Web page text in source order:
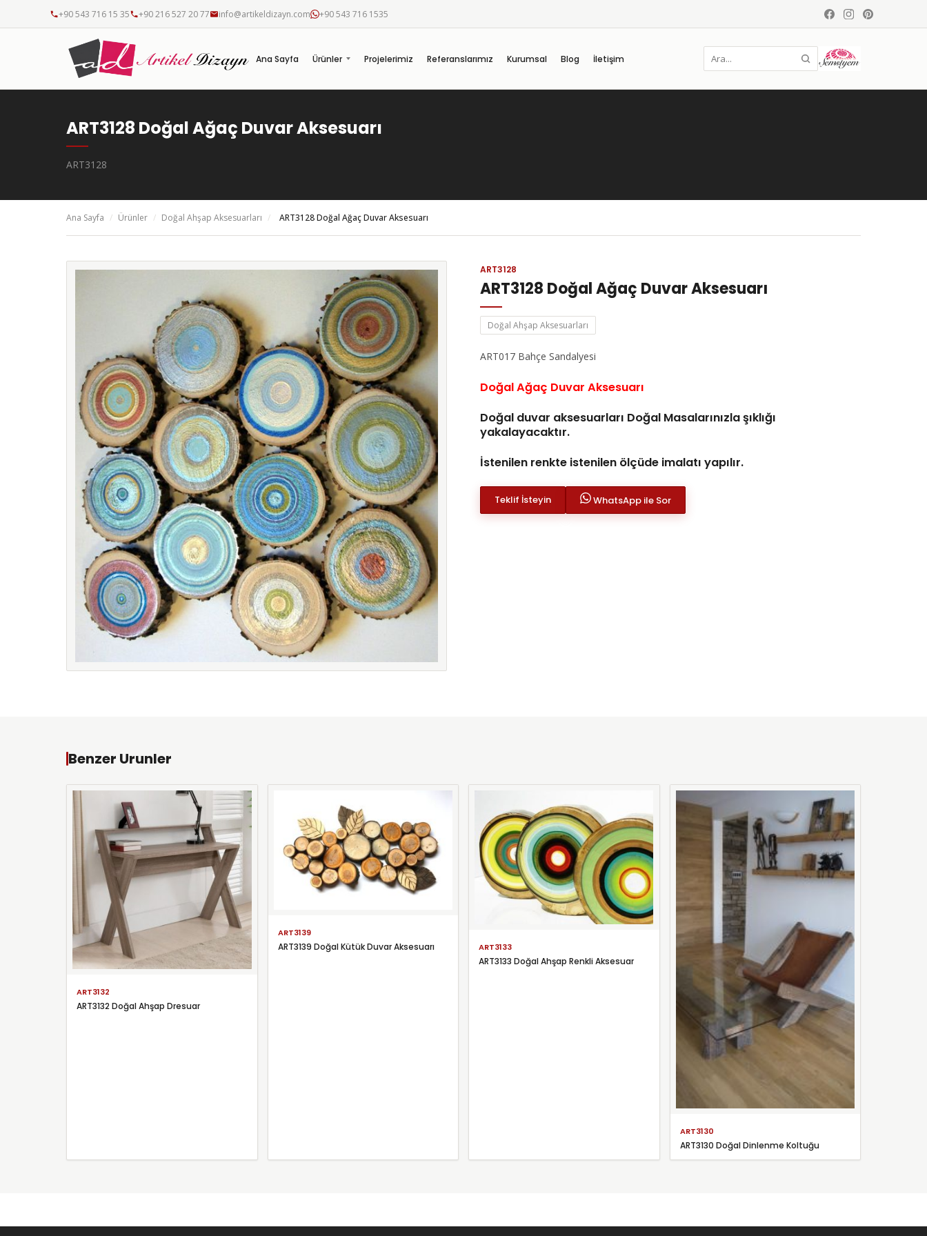
+90 543 716 15 35 +90 216 527 20 77 info@artikeldizayn.com +90 543 716 1535
Ana Sayfa Ürünler Projelerimiz Referanslarımız Kurumsal Blog İletişim
ART3128 Doğal Ağaç Duvar Aksesuarı
ART3128
Ana Sayfa / Ürünler / Doğal Ahşap Aksesuarları / ART3128 Doğal Ağaç Duvar Aksesuarı
ART3128
ART3128 Doğal Ağaç Duvar Aksesuarı
Doğal Ahşap Aksesuarları
ART017 Bahçe Sandalyesi
Doğal Ağaç Duvar Aksesuarı
Doğal duvar aksesuarları Doğal Masalarınızla şıklığı
yakalayacaktır.
İstenilen renkte istenilen ölçüde imalatı yapılır.
Teklif İsteyin WhatsApp ile Sor
Benzer Urunler
ART3132
ART3132 Doğal Ahşap Dresuar
ART3139
ART3139 Doğal Kütük Duvar Aksesuarı ART3133
ART3133 Doğal Ahşap Renkli Aksesuar
ART3130
ART3130 Doğal Dinlenme Koltuğu